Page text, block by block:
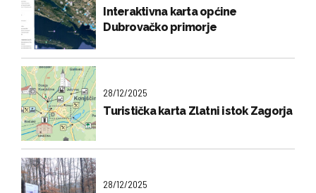
Interaktivna karta općine
Dubrovačko primorje
28/12/2025
Turistička karta Zlatni istok Zagorja
28/12/2025